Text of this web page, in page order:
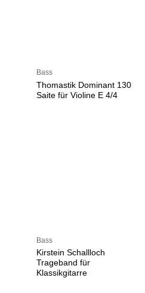
Bass
Thomastik Dominant 130
Saite für Violine E 4/4
Bass
Kirstein Schallloch
Trageband für
Klassikgitarre